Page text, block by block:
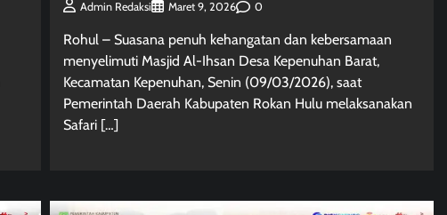
Admin Redaksi Maret 9, 2026 0
Rohul – Suasana penuh kehangatan dan kebersamaan
menyelimuti Masjid Al-Ihsan Desa Kepenuhan Barat,
Kecamatan Kepenuhan, Senin (09/03/2026), saat
Pemerintah Daerah Kabupaten Rokan Hulu melaksanakan
Safari […]